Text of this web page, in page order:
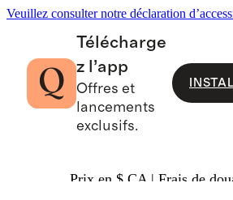
Veuillez consulter notre déclaration
Télécharge
z l’app
Offres et
lancements
exclusifs.
Prix en $ CA | Frais de